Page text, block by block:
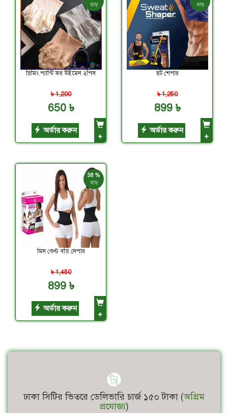
ছাড়
স্লিমিং প্যান্টি ফর উইমেন ২পিস
৳ 1,200
650 ৳
অর্ডার করুন
+
ছাড়
হট শেপার
৳ 1,250
899 ৳
অর্ডার করুন
+
38 %
ছাড়
মিস বেল্ট বডি সেপার
৳ 1,450
899 ৳
অর্ডার করুন
+
ঢাকা সিটির ভিতরে ডেলিভারি চার্জ ১৫০ টাকা (অগ্রিম
প্রযোজ্য)